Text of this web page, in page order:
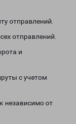
отправлений.
отправлений.
и
с учетом
независимо от